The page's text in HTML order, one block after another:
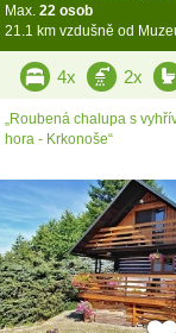
Max. 22 osob
21.1 km vzdušně od
4x 2x
„Roubená chalupa s
hora - Krkonoše“